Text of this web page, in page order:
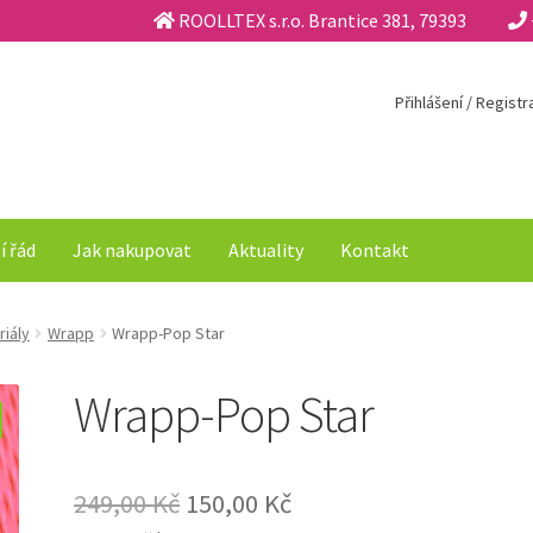
ROOLLTEX s.r.o. Brantice 381, 79393
Přihlášení /
řád Jak nakupovat Aktuality Kontakt
Wrapp Wrapp-Pop Star
Wrapp-Pop Star
249,00Kč Original
150,00 KčCurrent